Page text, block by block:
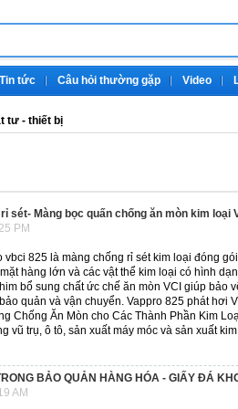
Tin tức Câu hỏi thường gặp Video
tư - thiết bị
sét- Màng bọc quấn chống ăn mòn kim loại
PM
vbci 825 là màng chống rỉ sét kim loại đóng
hàng lớn và các vật thể kim loại có hình
bổ sung chất ức chế ăn mòn VCI giúp bảo
quản và vận chuyển. Vappro 825 phát hơi
Chống Ăn Mòn cho Các Thành Phần Kim
trụ, ô tô, sản xuất máy móc và sản xuất kim
BẢO QUẢN HÀNG HÓA - GIẤY ĐÁ
AM